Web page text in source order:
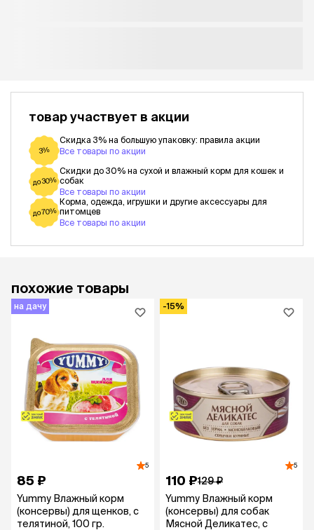
товар участвует в акции
3%
Скидка 3% на большую упаковку: правила акции
Все товары по акции
до 30%
Скидки до 30% на сухой и влажный корм для кошек и
собак
Все товары по акции
до 70%
Корма, одежда, игрушки и другие аксессуары для
питомцев
Все товары по акции
похожие товары
на дачу
5
85 ₽
Yummy Влажный корм
(консервы) для щенков, с
телятиной, 100 гр.
-15%
5
110 ₽129 ₽
Yummy Влажный корм
(консервы) для собак
Мясной Деликатес, с